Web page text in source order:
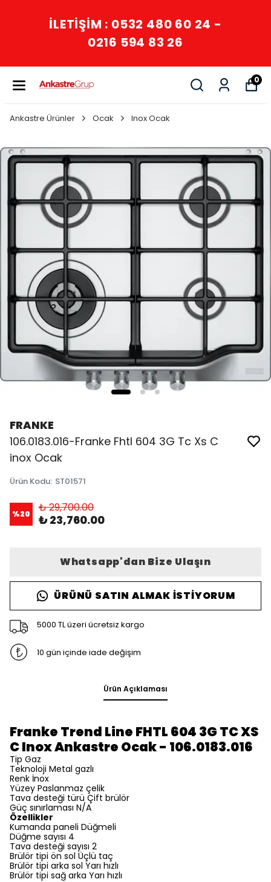
İLETİŞİM : 0532 480 60 24 -
0216 594 83 26
0
Ankastre Ürünler Ocak Inox Ocak
FRANKE
106.0183.016-Franke Fhtl 604 3G Tc Xs C
inox Ocak
Ürün Kodu: ST01571
%20 ₺ 29,700.00
₺ 23,760.00
Whatsapp'dan Bize Ulaşın
ÜRÜNÜ SATIN ALMAK İSTIYORUM
5000 TL üzeri ücretsiz kargo
10 gün içinde iade değişim
Ürün Açıklaması
Franke Trend Line FHTL 604 3G TC XS
C Inox Ankastre Ocak - 106.0183.016
Tip Gaz
Teknoloji Metal gazlı
Renk İnox
Yüzey Paslanmaz çelik
Tava desteği türü Çift brülör
Güç sınırlaması N/A
Özellikler
Kumanda paneli Düğmeli
Düğme sayısı 4
Tava desteği sayısı 2
Brülör tipi ön sol Üçlü taç
Brülör tipi arka sol Yarı hızlı
Brülör tipi sağ arka Yarı hızlı